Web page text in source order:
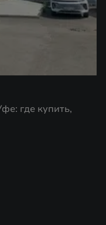
где купить,